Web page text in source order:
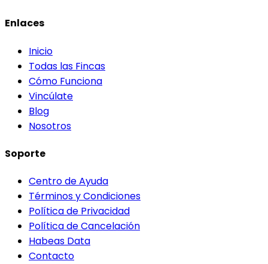
Enlaces
Inicio
Todas las Fincas
Cómo Funciona
Vincúlate
Blog
Nosotros
Soporte
Centro de Ayuda
Términos y Condiciones
Política de Privacidad
Política de Cancelación
Habeas Data
Contacto